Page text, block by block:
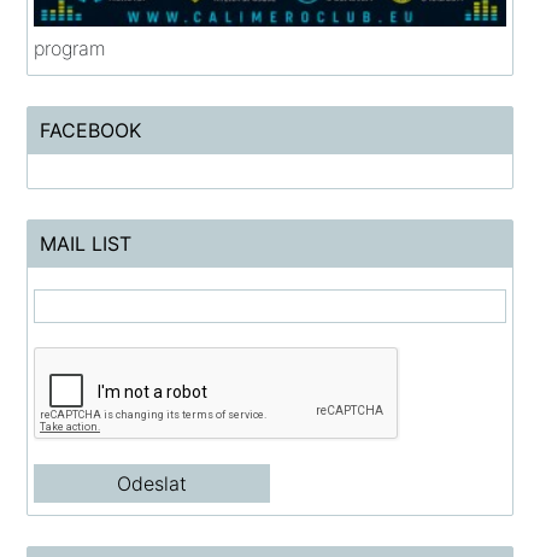
program
FACEBOOK
MAIL LIST